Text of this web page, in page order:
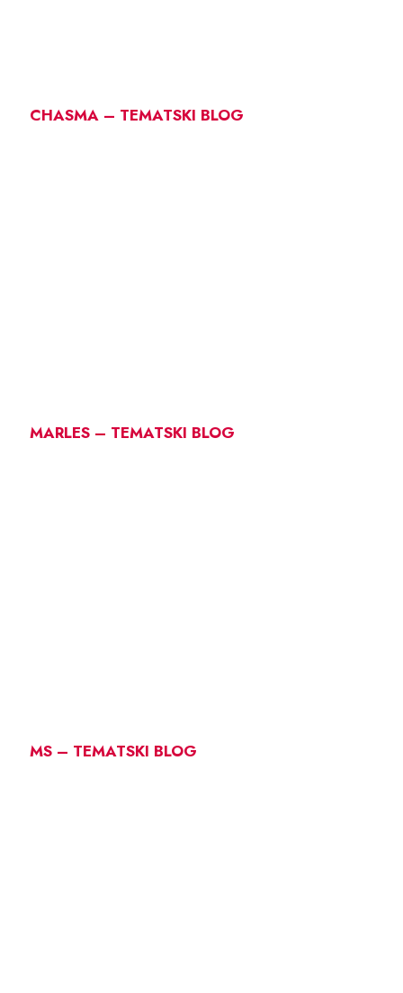
CHASMA – TEMATSKI BLOG
MARLES – TEMATSKI BLOG
MS – TEMATSKI BLOG